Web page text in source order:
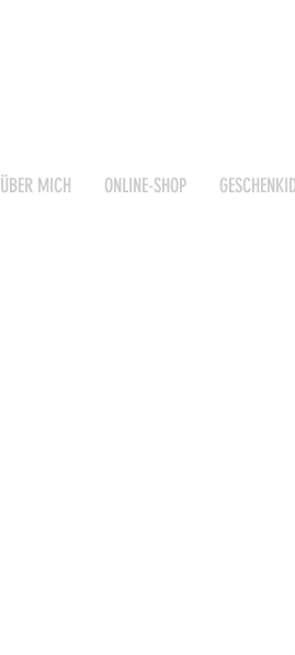
ÜBER MICH ONLINE-SHOP